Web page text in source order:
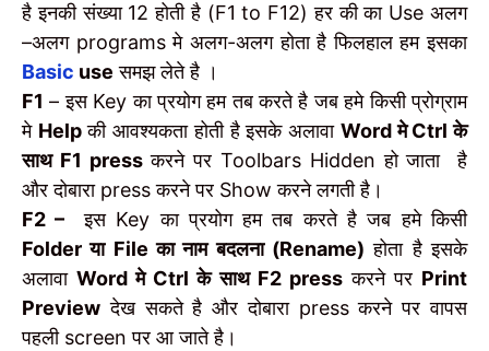
है इनकी संख्या 12 होती है (F1 to F12) हर की का Use अलग
–अलग programs मे अलग-अलग होता है फिलहाल हम इसका
Basic use समझ लेते है ।
F1 – इस Key का प्रयोग हम तब करते है जब हमे किसी प्रोग्राम
मे Helpकी आवश्यकता होती है इसके अलावा Word मे Ctrl के
साथ F1 pressकरने पर Toolbars Hidden हो जाता है
और दोबारा press करने पर Show करने लगती है।
F2 –
इस Key का प्रयोग हम तब करते है जब हमे किसी
Folder या File का नाम बदलना (Rename) होता है इसके
अलावाWord मे Ctrl के साथ F2 pressकरने पर Print
Preview देख सकते है और दोबारा press करने पर वापस
पहली screen पर आ जाते है।